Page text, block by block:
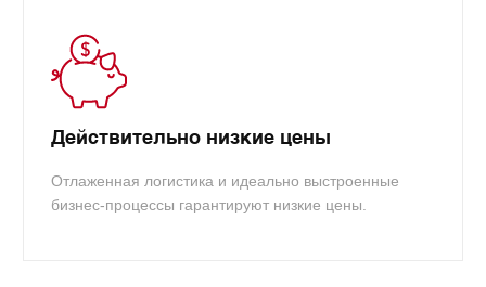
Действительно низкие цены
Отлаженная логистика и идеально выстроенные
бизнес-процессы гарантируют низкие цены.